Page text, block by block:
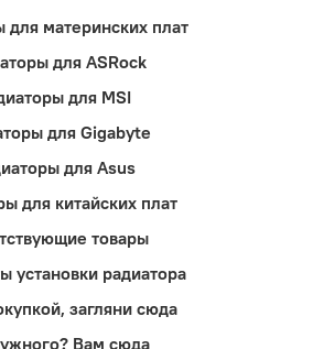
для материнских плат
для ASRock
для MSI
для Gigabyte
для Asus
для китайских плат
товары
установки радиатора
загляни сюда
Вам сюда